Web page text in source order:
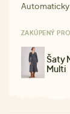
ZAKÚPENÝ
Šaty
Multi